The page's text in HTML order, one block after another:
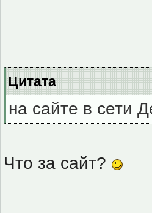
Цитата
на сайте в сети
Что за сайт?